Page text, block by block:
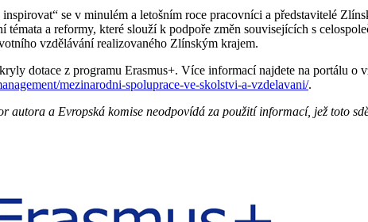
se v minulém a letošním roce pracovníci a představitelé
témata a reformy, které slouží k podpoře změn souvisejících s
vzdělávání realizovaného Zlínským krajem.
dotace z programu Erasmus+. Více informací najdete na portálu
mezinarodni-spoluprace-ve-skolstvi-a-vzdelavani/.
autora a Evropská komise neodpovídá za použití informací, jež toto